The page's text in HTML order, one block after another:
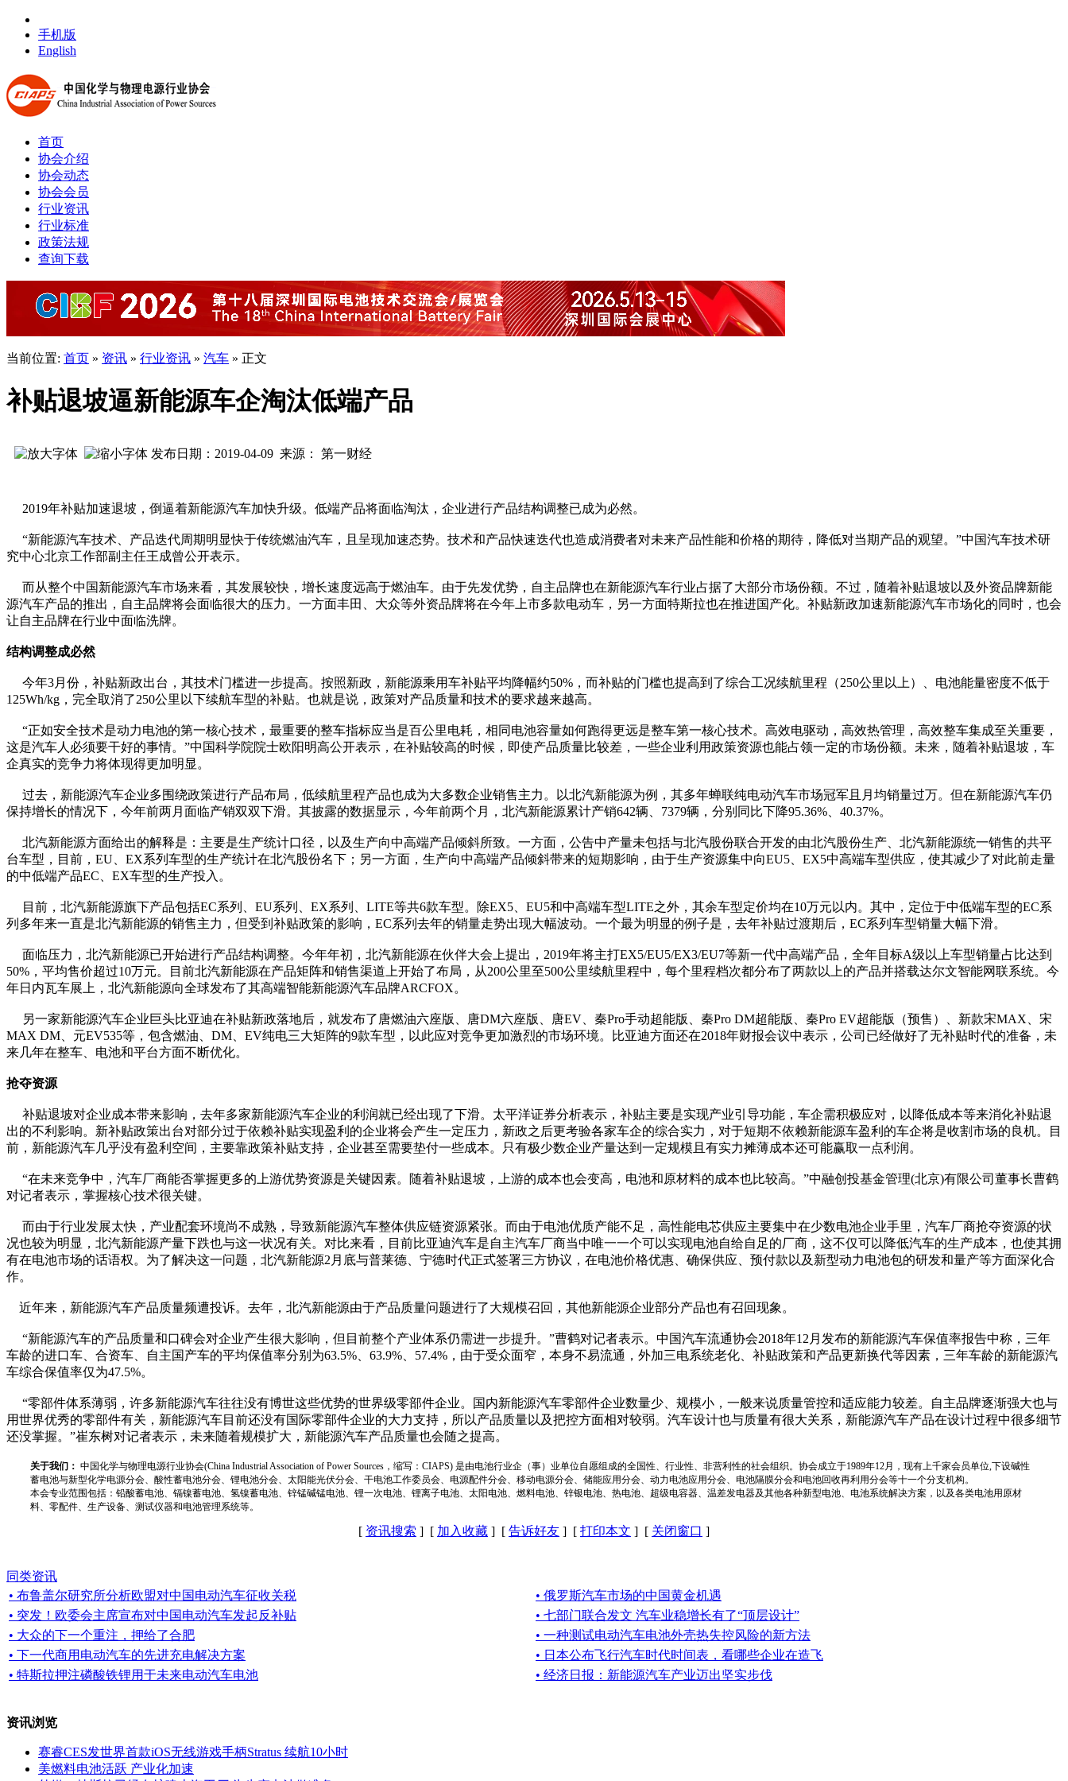
手机版
English
首页
协会介绍
协会动态
协会会员
行业资讯
行业标准
政策法规
查询下载
当前位置: 首页 » 资讯 » 行业资讯 » 汽车 » 正文
补贴退坡逼新能源车企淘汰低端产品
发布日期：2019-04-09 来源： 第一财经
2019年补贴加速退坡，倒逼着新能源汽车加快升级。低端产品将面临淘汰，企业进行产品结构调整已成为必然。
“新能源汽车技术、产品迭代周期明显快于传统燃油汽车，且呈现加速态势。技术和产品快速迭代也造成消费者对未来产品性能和价格的期待，降低对当期产品的观望。”中国汽车技术研
究中心北京工作部副主任王成曾公开表示。
而从整个中国新能源汽车市场来看，其发展较快，增长速度远高于燃油车。由于先发优势，自主品牌也在新能源汽车行业占据了大部分市场份额。不过，随着补贴退坡以及外资品牌新能
源汽车产品的推出，自主品牌将会面临很大的压力。一方面丰田、大众等外资品牌将在今年上市多款电动车，另一方面特斯拉也在推进国产化。补贴新政加速新能源汽车市场化的同时，也会
让自主品牌在行业中面临洗牌。
结构调整成必然
今年3月份，补贴新政出台，其技术门槛进一步提高。按照新政，新能源乘用车补贴平均降幅约50%，而补贴的门槛也提高到了综合工况续航里程（250公里以上）、电池能量密度不低于
125Wh/kg，完全取消了250公里以下续航车型的补贴。也就是说，政策对产品质量和技术的要求越来越高。
“正如安全技术是动力电池的第一核心技术，最重要的整车指标应当是百公里电耗，相同电池容量如何跑得更远是整车第一核心技术。高效电驱动，高效热管理，高效整车集成至关重要，
这是汽车人必须要干好的事情。”中国科学院院士欧阳明高公开表示，在补贴较高的时候，即使产品质量比较差，一些企业利用政策资源也能占领一定的市场份额。未来，随着补贴退坡，车
企真实的竞争力将体现得更加明显。
过去，新能源汽车企业多围绕政策进行产品布局，低续航里程产品也成为大多数企业销售主力。以北汽新能源为例，其多年蝉联纯电动汽车市场冠军且月均销量过万。但在新能源汽车仍
保持增长的情况下，今年前两月面临产销双双下滑。其披露的数据显示，今年前两个月，北汽新能源累计产销642辆、7379辆，分别同比下降95.36%、40.37%。
北汽新能源方面给出的解释是：主要是生产统计口径，以及生产向中高端产品倾斜所致。一方面，公告中产量未包括与北汽股份联合开发的由北汽股份生产、北汽新能源统一销售的共平
台车型，目前，EU、EX系列车型的生产统计在北汽股份名下；另一方面，生产向中高端产品倾斜带来的短期影响，由于生产资源集中向EU5、EX5中高端车型供应，使其减少了对此前走量
的中低端产品EC、EX车型的生产投入。
目前，北汽新能源旗下产品包括EC系列、EU系列、EX系列、LITE等共6款车型。除EX5、EU5和中高端车型LITE之外，其余车型定价均在10万元以内。其中，定位于中低端车型的EC系
列多年来一直是北汽新能源的销售主力，但受到补贴政策的影响，EC系列去年的销量走势出现大幅波动。一个最为明显的例子是，去年补贴过渡期后，EC系列车型销量大幅下滑。
面临压力，北汽新能源已开始进行产品结构调整。今年年初，北汽新能源在伙伴大会上提出，2019年将主打EX5/EU5/EX3/EU7等新一代中高端产品，全年目标A级以上车型销量占比达到
50%，平均售价超过10万元。目前北汽新能源在产品矩阵和销售渠道上开始了布局，从200公里至500公里续航里程中，每个里程档次都分布了两款以上的产品并搭载达尔文智能网联系统。今
年日内瓦车展上，北汽新能源向全球发布了其高端智能新能源汽车品牌ARCFOX。
另一家新能源汽车企业巨头比亚迪在补贴新政落地后，就发布了唐燃油六座版、唐DM六座版、唐EV、秦Pro手动超能版、秦Pro DM超能版、秦Pro EV超能版（预售）、新款宋MAX、宋
MAX DM、元EV535等，包含燃油、DM、EV纯电三大矩阵的9款车型，以此应对竞争更加激烈的市场环境。比亚迪方面还在2018年财报会议中表示，公司已经做好了无补贴时代的准备，未
来几年在整车、电池和平台方面不断优化。
抢夺资源
补贴退坡对企业成本带来影响，去年多家新能源汽车企业的利润就已经出现了下滑。太平洋证券分析表示，补贴主要是实现产业引导功能，车企需积极应对，以降低成本等来消化补贴退
出的不利影响。新补贴政策出台对部分过于依赖补贴实现盈利的企业将会产生一定压力，新政之后更考验各家车企的综合实力，对于短期不依赖新能源车盈利的车企将是收割市场的良机。目
前，新能源汽车几乎没有盈利空间，主要靠政策补贴支持，企业甚至需要垫付一些成本。只有极少数企业产量达到一定规模且有实力摊薄成本还可能赢取一点利润。
“在未来竞争中，汽车厂商能否掌握更多的上游优势资源是关键因素。随着补贴退坡，上游的成本也会变高，电池和原材料的成本也比较高。”中融创投基金管理(北京)有限公司董事长曹鹤
对记者表示，掌握核心技术很关键。
而由于行业发展太快，产业配套环境尚不成熟，导致新能源汽车整体供应链资源紧张。而由于电池优质产能不足，高性能电芯供应主要集中在少数电池企业手里，汽车厂商抢夺资源的状
况也较为明显，北汽新能源产量下跌也与这一状况有关。对比来看，目前比亚迪汽车是自主汽车厂商当中唯一一个可以实现电池自给自足的厂商，这不仅可以降低汽车的生产成本，也使其拥
有在电池市场的话语权。为了解决这一问题，北汽新能源2月底与普莱德、宁德时代正式签署三方协议，在电池价格优惠、确保供应、预付款以及新型动力电池包的研发和量产等方面深化合
作。
近年来，新能源汽车产品质量频遭投诉。去年，北汽新能源由于产品质量问题进行了大规模召回，其他新能源企业部分产品也有召回现象。
“新能源汽车的产品质量和口碑会对企业产生很大影响，但目前整个产业体系仍需进一步提升。”曹鹤对记者表示。中国汽车流通协会2018年12月发布的新能源汽车保值率报告中称，三年
车龄的进口车、合资车、自主国产车的平均保值率分别为63.5%、63.9%、57.4%，由于受众面窄，本身不易流通，外加三电系统老化、补贴政策和产品更新换代等因素，三年车龄的新能源汽
车综合保值率仅为47.5%。
“零部件体系薄弱，许多新能源汽车往往没有博世这些优势的世界级零部件企业。国内新能源汽车零部件企业数量少、规模小，一般来说质量管控和适应能力较差。自主品牌逐渐强大也与
用世界优秀的零部件有关，新能源汽车目前还没有国际零部件企业的大力支持，所以产品质量以及把控方面相对较弱。汽车设计也与质量有很大关系，新能源汽车产品在设计过程中很多细节
还没掌握。”崔东树对记者表示，未来随着规模扩大，新能源汽车产品质量也会随之提高。
关于我们： 中国化学与物理电源行业协会(China Industrial Association of Power Sources，缩写：CIAPS) 是由电池行业企（事）业单位自愿组成的全国性、行业性、非营利性的社会组织。协会成立于1989年12月，现有上千家会员单位,下设碱性
蓄电池与新型化学电源分会、酸性蓄电池分会、锂电池分会、太阳能光伏分会、干电池工作委员会、电源配件分会、移动电源分会、储能应用分会、动力电池应用分会、电池隔膜分会和电池回收再利用分会等十一个分支机构。
本会专业范围包括：铅酸蓄电池、镉镍蓄电池、氢镍蓄电池、锌锰碱锰电池、锂一次电池、锂离子电池、太阳电池、燃料电池、锌银电池、热电池、超级电容器、温差发电器及其他各种新型电池、电池系统解决方案，以及各类电池用原材
料、零配件、生产设备、测试仪器和电池管理系统等。
[ 资讯搜索 ] [ 加入收藏 ] [ 告诉好友 ] [ 打印本文 ] [ 关闭窗口 ]
同类资讯
• 布鲁盖尔研究所分析欧盟对中国电动汽车征收关税
• 俄罗斯汽车市场的中国黄金机遇
• 突发！欧委会主席宣布对中国电动汽车发起反补贴
• 七部门联合发文 汽车业稳增长有了“顶层设计”
• 大众的下一个重注，押给了合肥
• 一种测试电动汽车电池外壳热失控风险的新方法
• 下一代商用电动汽车的先进充电解决方案
• 日本公布飞行汽车时代时间表，看哪些企业在造飞
• 特斯拉押注磷酸铁锂用于未来电动汽车电池
• 经济日报：新能源汽车产业迈出坚实步伐
资讯浏览
赛睿CES发世界首款iOS无线游戏手柄Stratus 续航10小时
美燃料电池活跃 产业化加速